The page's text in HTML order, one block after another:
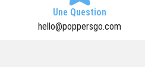
Une Question
hello@poppersgo.com